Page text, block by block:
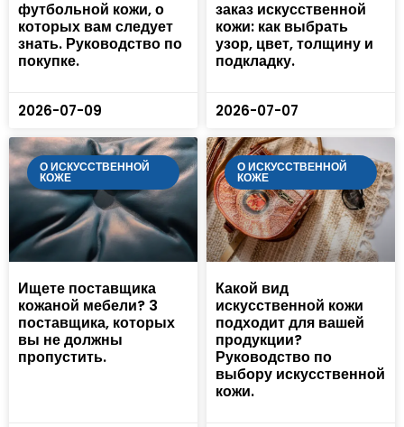
футбольной кожи, о
которых вам следует
знать. Руководство по
покупке.
2026-07-09
заказ искусственной
кожи: как выбрать
узор, цвет, толщину и
подкладку.
2026-07-07
О ИСКУССТВЕННОЙ
КОЖЕ
Ищете поставщика
кожаной мебели? 3
поставщика, которых
вы не должны
пропустить.
О ИСКУССТВЕННОЙ
КОЖЕ
Какой вид
искусственной кожи
подходит для вашей
продукции?
Руководство по
выбору искусственной
кожи.